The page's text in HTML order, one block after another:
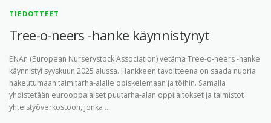
TIEDOTTEET
Tree-o-neers -hanke käynnistynyt
ENAn (European Nurserystock Association) vetämä Tree-o-neers -hanke
käynnistyi syyskuun 2025 alussa. Hankkeen tavoitteena on saada nuoria
hakeutumaan taimitarha-alalle opiskelemaan ja töihin. Samalla
yhdistetään eurooppalaiset puutarha-alan oppilaitokset ja taimistot
yhteistyöverkostoon, jonka …